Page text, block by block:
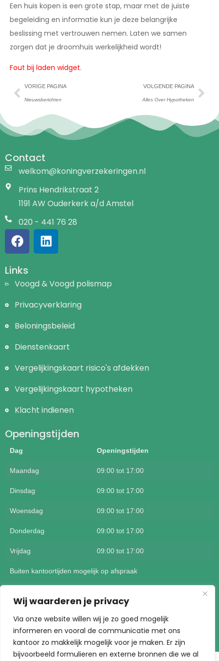
Wij waarderen je privacy
Via onze website willen wij je zo goed mogelijk
informeren en vooral de communicatie met ons
kantoor zo makkelijk mogelijk voor je maken. Er zijn
bijvoorbeeld formulieren en externe bronnen die we al
Een huis kopen is een grote stap, maar met de juiste
begeleiding en informatie kun je deze belangrijke
beslissing met vertrouwen nemen. Laten we samen
zorgen dat je droomhuis werkelijkheid wordt!
Fout bij laden widget.
VORIGE PAGINA
Nieuwsberichten
VOLGENDE PAGINA
Alles Over Hypotheken
Contact
welkom@koningverzekeringen.nl
Prins Hendrikstraat 2
1191 AW Ouderkerk a/d Amstel
020 - 441 76 28
Links
Voogd & Voogd polismap
Privacyverklaring
Beloningsbeleid
Dienstenkaart
Vergelijkingskaart risico's afdekken
Vergelijkingskaart hypotheken
Klacht indienen
Openingstijden
Dag Openingstijden
Maandag 09:00 tot 17:00
Dinsdag 09:00 tot 17:00
Woensdag 09:00 tot 17:00
Donderdag 09:00 tot 17:00
Vrijdag 09:00 tot 17:00
Buiten kantoortijden mogelijk op afspraak
Koning Assurantiën | Built by AS Support bv